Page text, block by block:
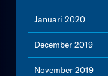
Januari 2020
December 2019
November 2019